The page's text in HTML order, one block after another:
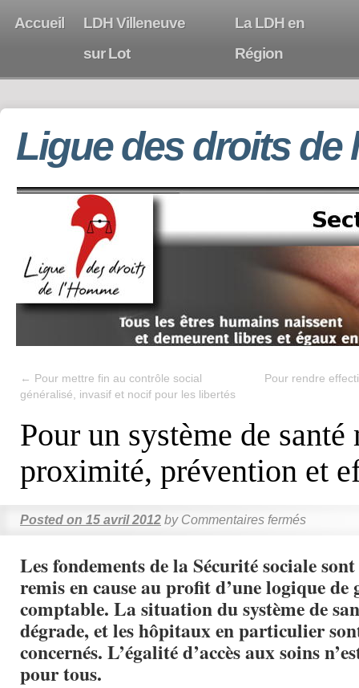
Accueil
LDH Villeneuve
sur Lot
La LDH en
Région
Ligue des droits de
← Pour mettre fin au contrôle social
généralisé, invasif et nocif pour les libertés
Pour rendre
Pour un système de santé
proximité, prévention et
Posted on 15 avril 2012 by Commentaires fermés
Les fondements de la Sécurité sociale
remis en cause au profit d’une logique de
comptable. La situation du système de
dégrade, et les hôpitaux en particulier
concernés. L’égalité d’accès aux soins
pour tous.